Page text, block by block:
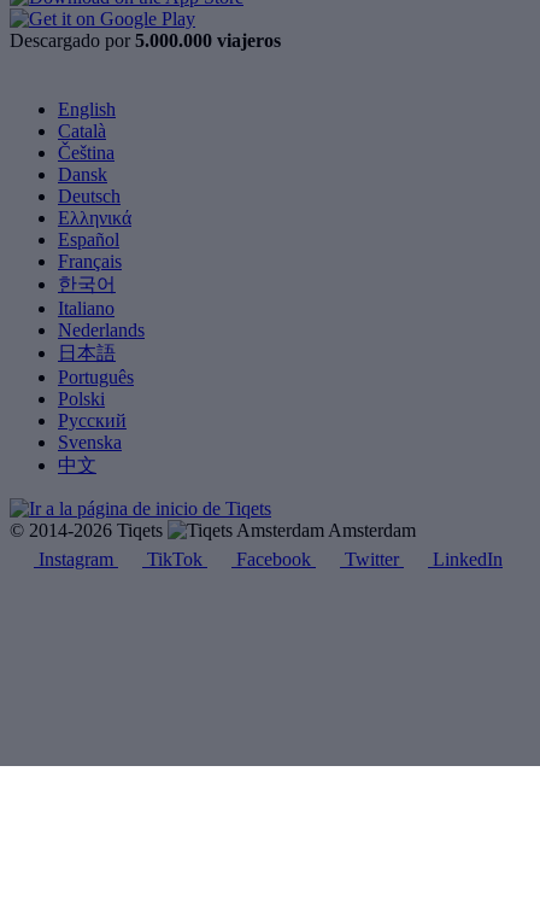
Descargado por 5.000.000 viajeros
English
Català
Čeština
Dansk
Deutsch
Ελληνικά
Español
Français
한국어
Italiano
Nederlands
日本語
Português
Polski
Русский
Svenska
中文
© 2014-2026 Tiqets
Amsterdam
Instagram
TikTok Facebook Twitter LinkedIn